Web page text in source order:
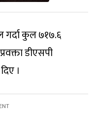
गर्दा कुल ७१७.६
डीएसपी
।